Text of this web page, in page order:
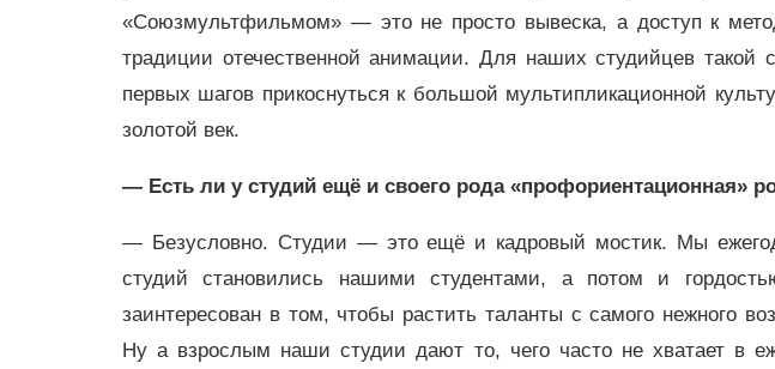
«Союзмультфильмом» — это не просто вывеска, а доступ к
традиции отечественной анимации. Для наших студийцев такой
первых шагов прикоснуться к большой мультипликационной
золотой век.
— Есть ли у студий ещё и своего рода «профориентационная»
— Безусловно. Студии — это ещё и кадровый мостик. Мы
студий становились нашими студентами, а потом и
заинтересован в том, чтобы растить таланты с самого нежного
Ну а взрослым наши студии дают то, чего часто не хватает в